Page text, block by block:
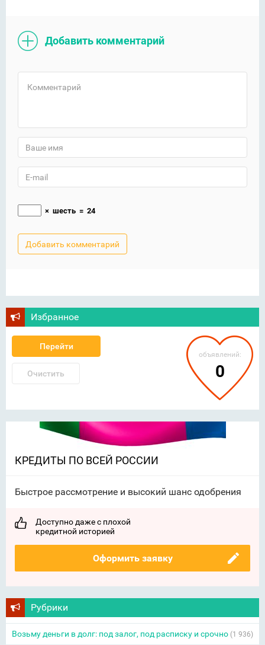
Добавить комментарий
× шесть = 24
Избранное
Перейти
Очистить
объявлений:
0
КРЕДИТЫ ПО ВСЕЙ РОССИИ
Быстрое рассмотрение и высокий шанс одобрения
Доступно даже с плохой
кредитной историей
Оформить заявку
Рубрики
Возьму деньги в долг: под залог, под расписку и срочно (1 936)